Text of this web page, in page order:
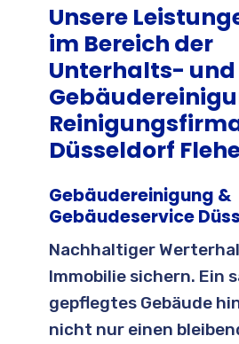
Unsere
im Bereich der
Unterhalts- und
Düsseldorf
Gebäudereinigung &
Gebäudeservice
Nachhaltiger
Immobilie sichern. Ein
gepflegtes Gebäude
nicht nur einen